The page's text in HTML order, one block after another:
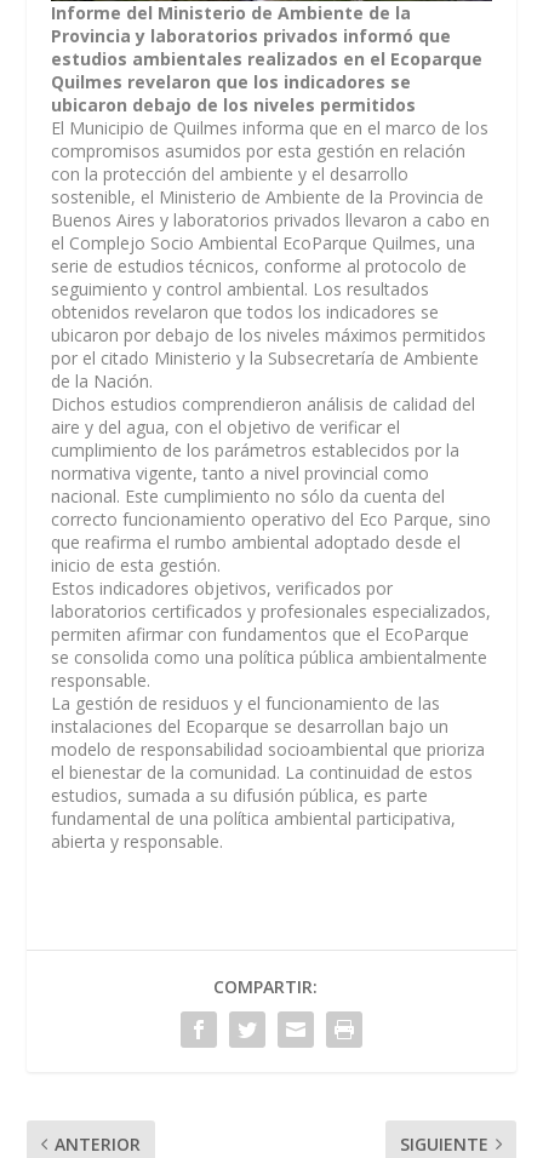
Informe del Ministerio de Ambiente de la
Provincia y laboratorios privados informó que
estudios ambientales realizados en el Ecoparque
Quilmes revelaron que los indicadores se
ubicaron debajo de los niveles permitidos
El Municipio de Quilmes informa que en el marco de los
compromisos asumidos por esta gestión en relación
con la protección del ambiente y el desarrollo
sostenible, el Ministerio de Ambiente de la Provincia de
Buenos Aires y laboratorios privados llevaron a cabo en
el Complejo Socio Ambiental EcoParque Quilmes, una
serie de estudios técnicos, conforme al protocolo de
seguimiento y control ambiental. Los resultados
obtenidos revelaron que todos los indicadores se
ubicaron por debajo de los niveles máximos permitidos
por el citado Ministerio y la Subsecretaría de Ambiente
de la Nación.
Dichos estudios comprendieron análisis de calidad del
aire y del agua, con el objetivo de verificar el
cumplimiento de los parámetros establecidos por la
normativa vigente, tanto a nivel provincial como
nacional. Este cumplimiento no sólo da cuenta del
correcto funcionamiento operativo del Eco Parque, sino
que reafirma el rumbo ambiental adoptado desde el
inicio de esta gestión.
Estos indicadores objetivos, verificados por
laboratorios certificados y profesionales especializados,
permiten afirmar con fundamentos que el EcoParque
se consolida como una política pública ambientalmente
responsable.
La gestión de residuos y el funcionamiento de las
instalaciones del Ecoparque se desarrollan bajo un
modelo de responsabilidad socioambiental que prioriza
el bienestar de la comunidad. La continuidad de estos
estudios, sumada a su difusión pública, es parte
fundamental de una política ambiental participativa,
abierta y responsable.
COMPARTIR:
ANTERIOR SIGUIENTE